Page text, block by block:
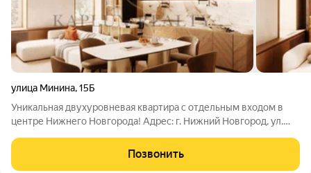
улица Минина,15Б
Уникальная двухуровневая квартира с отдельным входом в
центре Нижнего Новгорода! Адрес: г. Нижний Новгород, ул.
пространство, сопоставимое
Позвонить